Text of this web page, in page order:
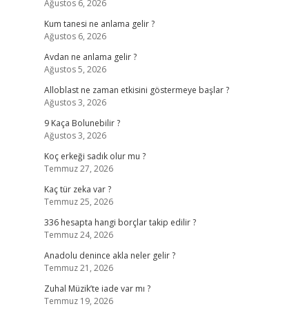
Ağustos 6, 2026
Kum tanesi ne anlama gelir ?
Ağustos 6, 2026
Avdan ne anlama gelir ?
Ağustos 5, 2026
Alloblast ne zaman etkisini göstermeye başlar ?
Ağustos 3, 2026
9 Kaça Bolunebilir ?
Ağustos 3, 2026
Koç erkeği sadık olur mu ?
Temmuz 27, 2026
Kaç tür zeka var ?
Temmuz 25, 2026
336 hesapta hangi borçlar takip edilir ?
Temmuz 24, 2026
Anadolu denince akla neler gelir ?
Temmuz 21, 2026
Zuhal Müzik’te iade var mı ?
Temmuz 19, 2026